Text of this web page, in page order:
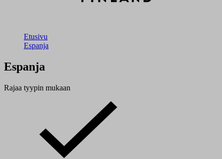
Etusivu
Espanja
Espanja
Rajaa tyypin mukaan